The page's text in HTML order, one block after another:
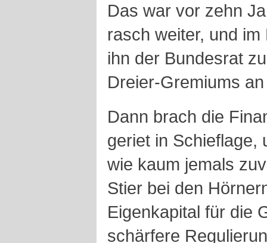
Das war vor zehn
rasch weiter, und
ihn der Bundesrat
Dreier-Gremiums
Dann brach die
geriet in Schieflage,
wie kaum jemals
Stier bei den
Eigenkapital für die
schärfere